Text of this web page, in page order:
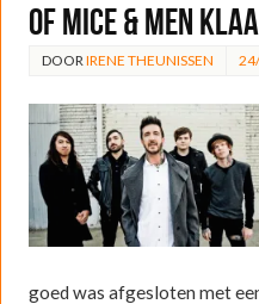
Of Mice & Men
DOOR IRENE THEUNISSEN
goed was afgesloten met